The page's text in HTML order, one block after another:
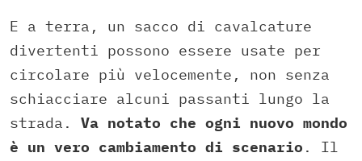
E a terra, un sacco di cavalcature
divertenti possono essere usate per
circolare più velocemente, non senza
schiacciare alcuni passanti lungo la
strada.
Va notato che ogni nuovo mondo
è un vero cambiamento di scenario . Il